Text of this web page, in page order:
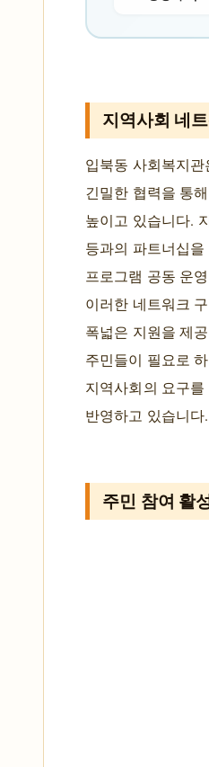
지역사회 네
입북동 사회복지
긴밀한 협력을 통
높이고 있습니다.
등과의 파트너십
프로그램 공동 운
이러한 네트워크
폭넓은 지원을 제
주민들이 필요로
지역사회의 요구
반영하고 있습니다.
주민 참여 활